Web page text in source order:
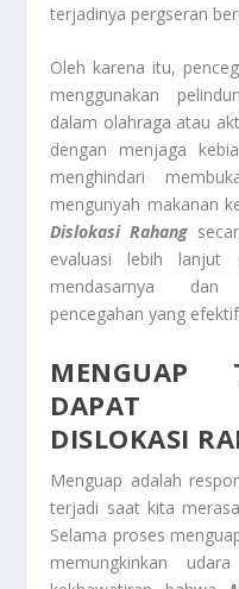
terjadinya pergseran
Oleh karena itu,
menggunakan
dalam olahraga atau
dengan menjaga
menghindari
mengunyah makanan
Dislokasi Rahang
evaluasi lebih lanjut
mendasarnya dan
pencegahan yang
MENGUAP
DAPAT
DISLOKASI
Menguap adalah
terjadi saat kita
Selama proses
memungkinkan